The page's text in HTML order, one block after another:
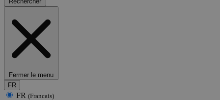
Fermer le menu
FR
FR (Francais)